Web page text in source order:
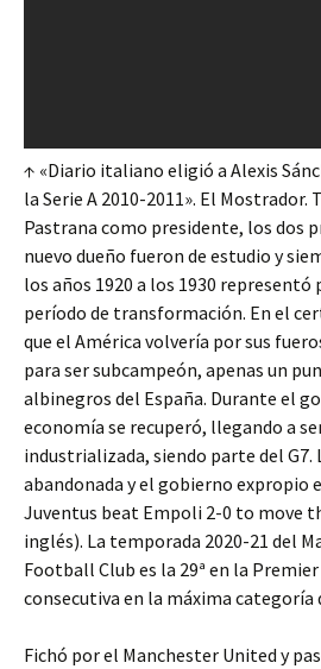
↑ «Diario italiano eligió a Alexis
la Serie A 2010-2011». El Mostrador.
Pastrana como presidente, los dos
nuevo dueño fueron de estudio y
los años 1920 a los 1930 representó
período de transformación. En el
que el América volvería por sus
para ser subcampeón, apenas un
albinegros del España. Durante el
economía se recuperó, llegando a
industrializada, siendo parte del G7.
abandonada y el gobierno expropio
Juventus beat Empoli 2-0 to move
inglés). La temporada 2020-21 del
Football Club es la 29ª en la Premier
consecutiva en la máxima
Fichó por el Manchester United y